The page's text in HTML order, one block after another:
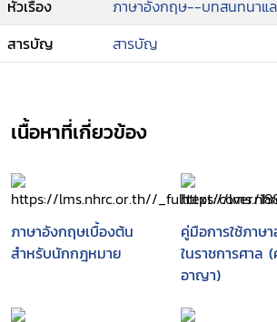
หัวเรื่อง
ภาษาอังกฤษ--บทสนทนาแล
สารบัญ
สารบัญ
เนื้อหาที่เกี่ยวข้อง
ภาษาอังกฤษเบื้องต้น
สำหรับนักกฎหมาย
คู่มือการใช้ภาษ
ในราชการศาล
อาญา)